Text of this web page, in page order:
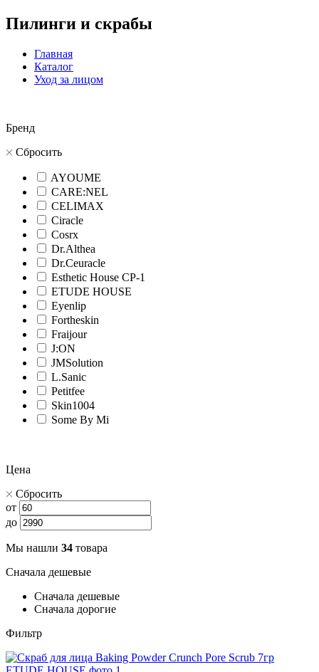
Пилинги и скрабы
Главная
Каталог
Уход за лицом
Бренд
Сбросить
AYOUME
CARE:NEL
CELIMAX
Ciracle
Cosrx
Dr.Althea
Dr.Ceuracle
Esthetic House CP-1
ETUDE HOUSE
Eyenlip
Fortheskin
Fraijour
J:ON
JMSolution
L.Sanic
Petitfee
Skin1004
Some By Mi
Цена
Сбросить
от
до
Мы нашли 34 товара
Сначала дешевые
Сначала дешевые
Сначала дорогие
Фильтр